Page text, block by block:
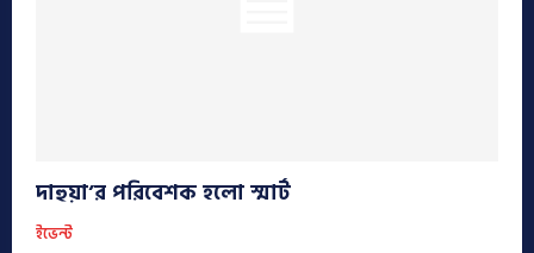
দাহুয়া’র পরিবেশক হলো স্মার্ট
ইভেন্ট